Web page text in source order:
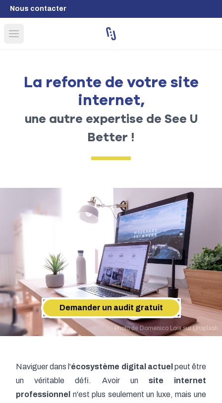
Nous contacter
Open main menu
La refonte de votre site
internet,
une autre expertise de See U
Better !
Demander un audit gratuit
Photo de Domenico LoiasurUnsplash
Naviguer dans l'écosystème digital actuel peut être
un véritable défi. Avoir un site internet
professionnel n'est plus seulement un luxe, mais une